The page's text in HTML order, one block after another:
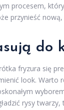
procesem,
przynieść nową,
do
fryzura się
look.
rysy